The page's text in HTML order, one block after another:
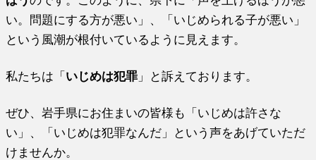
い。問題にする方が悪い」、「いじめられる子が悪い」
という風潮が根付いているように見えます。
私たちは「 いじめは犯罪 」と訴えております。
ぜひ、岩手県にお住まいの皆様も「いじめは許さな
い」、「いじめは犯罪なんだ」という声をあげていただ
けませんか。